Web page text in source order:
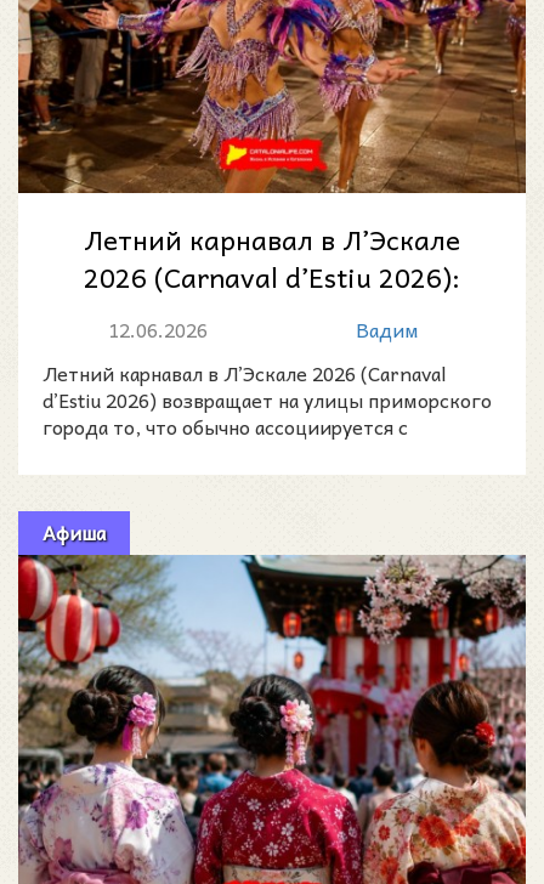
Летний карнавал в Л’Эскале
2026 (Carnaval d’Estiu 2026):
ночное шествие у моря 13 июня
12.06.2026
Вадим
Летний карнавал в Л’Эскале 2026 (Carnaval
d’Estiu 2026) возвращает на улицы приморского
города то, что обычно ассоциируется с
Афиша